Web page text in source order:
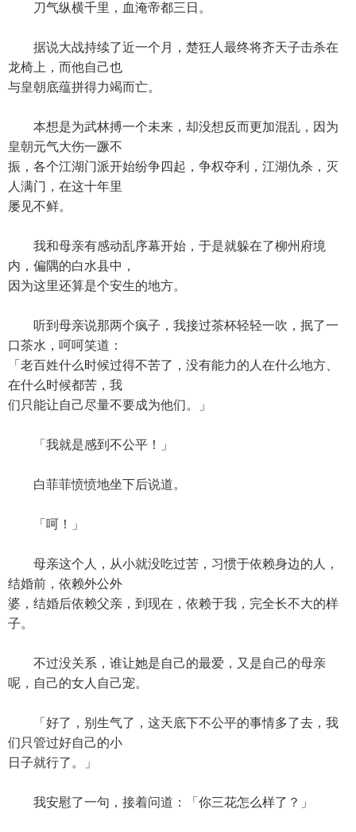
刀气纵横千里，血淹帝都三日。
据说大战持续了近一个月，楚狂人最终将齐天子击杀在
龙椅上，而他自己也
与皇朝底蕴拼得力竭而亡。
本想是为武林搏一个未来，却没想反而更加混乱，因为
皇朝元气大伤一蹶不
振，各个江湖门派开始纷争四起，争权夺利，江湖仇杀，灭
人满门，在这十年里
屡见不鲜。
我和母亲有感动乱序幕开始，于是就躲在了柳州府境
内，偏隅的白水县中，
因为这里还算是个安生的地方。
听到母亲说那两个疯子，我接过茶杯轻轻一吹，抿了一
口茶水，呵呵笑道：
「老百姓什么时候过得不苦了，没有能力的人在什么地方、
在什么时候都苦，我
们只能让自己尽量不要成为他们。」
「我就是感到不公平！」
白菲菲愤愤地坐下后说道。
「呵！」
母亲这个人，从小就没吃过苦，习惯于依赖身边的人，
结婚前，依赖外公外
婆，结婚后依赖父亲，到现在，依赖于我，完全长不大的样
子。
不过没关系，谁让她是自己的最爱，又是自己的母亲
呢，自己的女人自己宠。
「好了，别生气了，这天底下不公平的事情多了去，我
们只管过好自己的小
日子就行了。」
我安慰了一句，接着问道：「你三花怎么样了？」